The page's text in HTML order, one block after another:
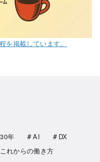
を掲載しています。
年 AI
DX
これからの働き方